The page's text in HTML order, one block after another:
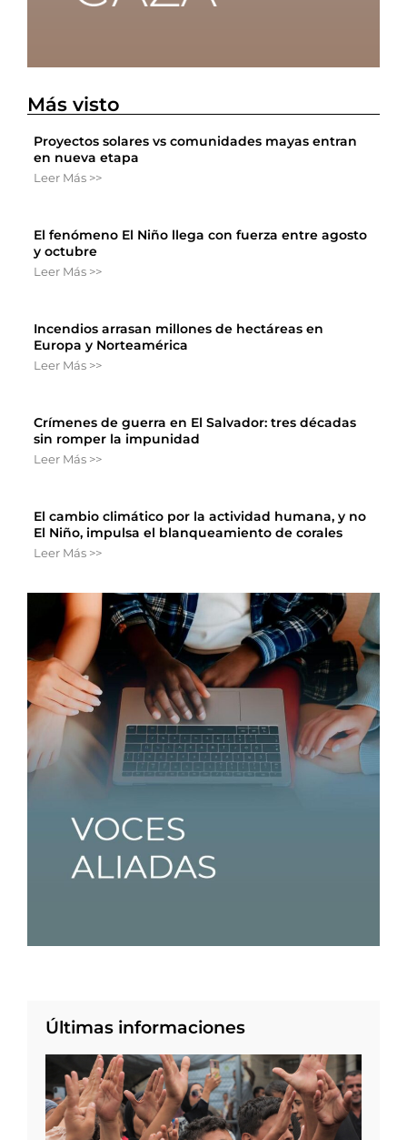
Más visto
Proyectos solares vs comunidades mayas entran
en nueva etapa
Leer Más >>
El fenómeno El Niño llega con fuerza entre agosto
y octubre
Leer Más >>
Incendios arrasan millones de hectáreas en
Europa y Norteamérica
Leer Más >>
Crímenes de guerra en El Salvador: tres décadas
sin romper la impunidad
Leer Más >>
El cambio climático por la actividad humana, y no
El Niño, impulsa el blanqueamiento de corales
Leer Más >>
Últimas informaciones